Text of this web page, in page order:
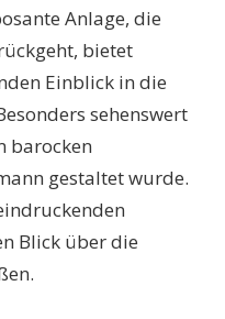
Anlage, die
bietet
Einblick in die
sehenswert
barocken
gestaltet wurde.
Blick über die